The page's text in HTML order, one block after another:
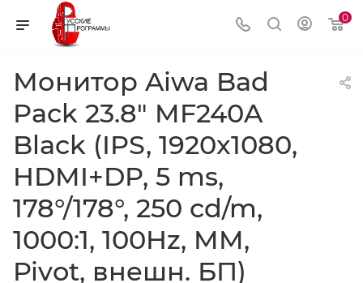
0
Монитор Aiwa Bad
Pack 23.8" MF240A
Black (IPS, 1920x1080,
HDMI+DP, 5 ms,
178°/178°, 250 cd/m,
1000:1, 100Hz, MM,
Pivot, внешн. БП)